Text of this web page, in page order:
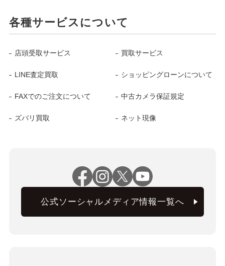
各種サービスについて
店頭受取サービス 買取サービス
LINE査定買取 ショッピングローンについて
FAXでのご注文について 中古カメラ保証規定
ズバリ買取 ネット現像
公式ソーシャルメディア情報一覧へ